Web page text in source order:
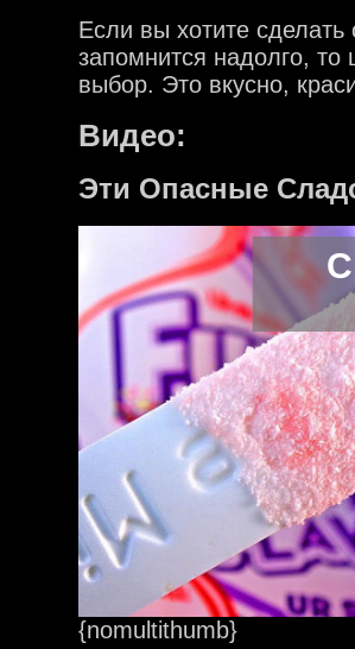
Если вы хотите
запомнится надолго,
выбор. Это вкусно,
Видео:
Эти Опасные
{nomultithumb}